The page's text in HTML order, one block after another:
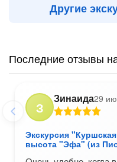
Другие
Последние отзывы
З
Зинаида29
Экскурсия
высота "Эфа" (из